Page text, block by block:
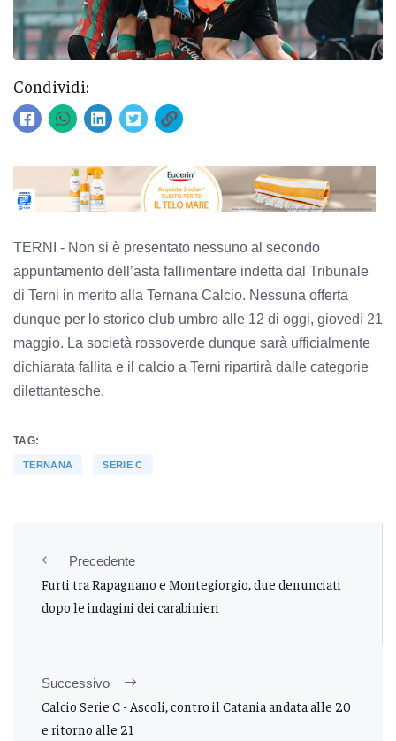
Condividi:
TERNI - Non si è presentato nessuno al secondo
appuntamento dell’asta fallimentare indetta dal Tribunale
di Terni in merito alla Ternana Calcio. Nessuna offerta
dunque per lo storico club umbro alle 12 di oggi, giovedì 21
maggio. La società rossoverde dunque sarà ufficialmente
dichiarata fallita e il calcio a Terni ripartirà dalle categorie
dilettantesche.
TAG:
TERNANA SERIE C
Precedente
Furti tra Rapagnano e Montegiorgio, due denunciati
dopo le indagini dei carabinieri
Successivo
Calcio Serie C - Ascoli, contro il Catania andata alle 20
e ritorno alle 21